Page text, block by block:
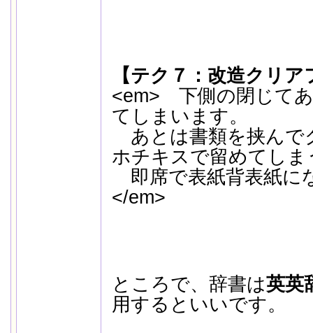
【テク７：改造クリ
<em> 下側の閉じて
てしまいます。
あとは書類を挟んで
ホチキスで留めてしま
即席で表紙背表紙に
</em>
ところで、辞書は英英
用するといいです。